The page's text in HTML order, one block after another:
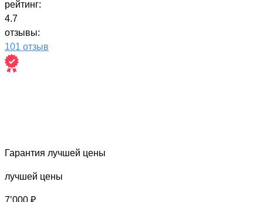
рейтинг:
4.7
отзывы:
101 отзыв
Гарантия лучшей цены
лучшей цены
7’000 ₽